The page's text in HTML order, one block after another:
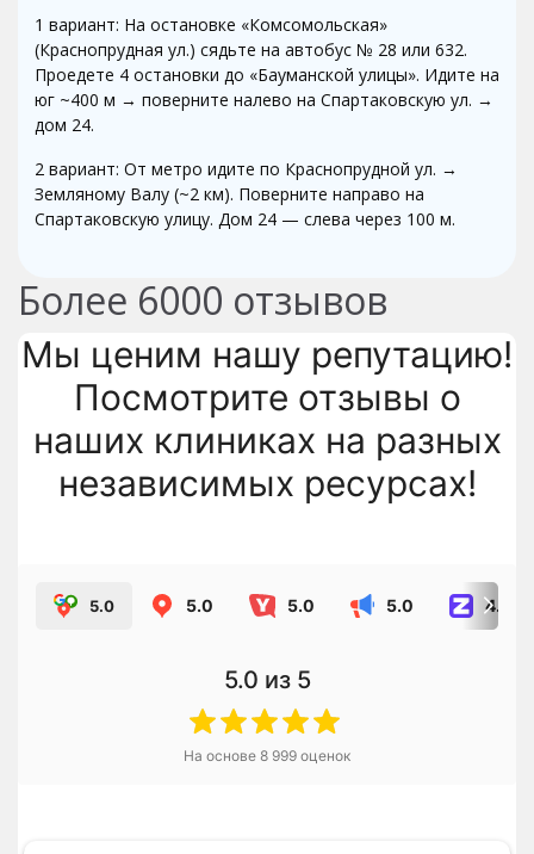
1 вариант: На остановке «Комсомольская»
(Краснопрудная ул.) сядьте на автобус № 28 или 632.
Проедете 4 остановки до «Бауманской улицы». Идите на
юг ~400 м → поверните налево на Спартаковскую ул. →
дом 24.
2 вариант: От метро идите по Краснопрудной ул. →
Земляному Валу (~2 км). Поверните направо на
Спартаковскую улицу. Дом 24 — слева через 100 м.
Более 6000 отзывов
Мы ценим нашу репутацию!
Посмотрите отзывы о
наших клиниках на разных
независимых ресурсах!
5.0 5.0 5.0 5.0 4.8
5.0 из 5
На основе 8 999 оценок